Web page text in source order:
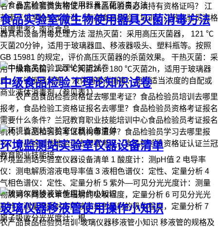
名？食品检验员资格证书？食品化验员必须持有资格证吗？ 江
苏南京化学检验工培训，南京食品检验工培训，江苏化验员资格
证哪里考？南京食品...
食品实验室微生物使用器具灭菌消毒方法
器具和设备消毒处理方法 湿热灭菌：采用高压灭菌器， 121 ℃
灭菌20分钟，适用于玻璃器皿、移液器吸头、塑料瓶等。按照
GB 15981 的规定，评价高压灭菌器的杀菌效果。 干热灭菌：采
用干燥箱灭菌，160 ℃灭菌2h，180 ℃灭菌2h，适用于玻璃器
皿，不锈钢器具等。 液体消毒剂消毒：使用适当浓度的自配或
商业液体消毒剂（参见表1）...
中级食品检验工理论知识试卷
农产品食品检验资格证去哪里考证？食品检验员培训去哪里
报考，食品检验工资格证报名去哪里？食品检验员资格考证报名
需要什么条件？兰冠教育职业技能培训中心食品检验员考证报名
机构，食品检验员考证机构哪里好？食品检验员学习去哪里报
名？食品检验技能培训去哪里考证，食品检验员资格证认证兰冠
教育职业技能培...
环境监测站实验室仪器设备清单
环境监测站实验室仪器设备清单 1 酸度计：测pH值 2 电导率
仪：测电解质溶液电导率值 3 液相色谱仪：定性、定量分析 4
气相色谱仪：定性、定量分析 5 紫外—可见分光光度计：测量
物质对不同波长单色辐射的吸收程度，定量分析 6 可见分光光
度计：测量物质对不同波长单色辐射的吸收程度，定量分析 7
原子吸收分光光度计；根...
玻璃仪器移液管使用操作小知识
农产品食品检验员培训-玻璃仪器移液管小知识 移液管的规格及